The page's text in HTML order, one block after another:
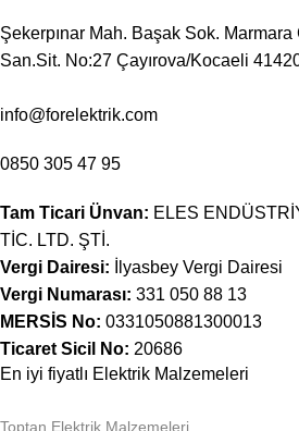
Şekerpınar Mah. Başak Sok.
San.Sit. No:27 Çayırova/Kocaeli
info@forelektrik.com
0850 305 47 95
Tam Ticari Ünvan: ELES
TİC. LTD. ŞTİ.
Vergi Dairesi: İlyasbey Vergi Dairesi
Vergi Numarası: 331 050 88 13
MERSİS No: 0331050881300013
Ticaret Sicil No: 20686
En iyi fiyatlı Elektrik Malzemeleri
Toptan Elektrik Malzemeleri